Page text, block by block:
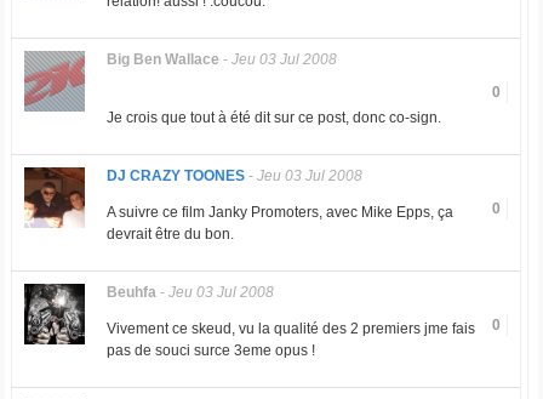
Big Ben Wallace - Jeu 03 Jul 2008
0
Je crois que tout à été dit sur ce post, donc co-sign.
DJ CRAZY TOONES- Jeu 03 Jul 2008
0
A suivre ce film Janky Promoters, avec Mike Epps, ça
devrait être du bon.
Beuhfa- Jeu 03 Jul 2008
0
Vivement ce skeud, vu la qualité des 2 premiers jme fais
pas de souci surce 3eme opus !